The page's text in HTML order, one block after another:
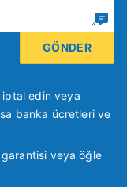
iptal edin veya
banka ücretleri ve
garantisi veya öğle